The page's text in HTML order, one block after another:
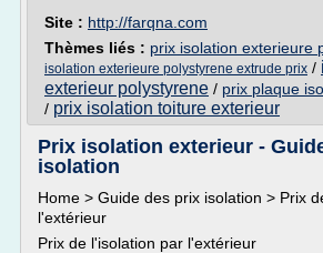
Site : http://farqna.com
Thèmes liés : prix isolation exterieure
isolation exterieure polystyrene extrude prix /
exterieur polystyrene / prix plaque
/ prix isolation toiture exterieur
Prix isolation exterieur -
isolation
Home > Guide des prix isolation > Prix
l'extérieur
Prix de l'isolation par l'extérieur